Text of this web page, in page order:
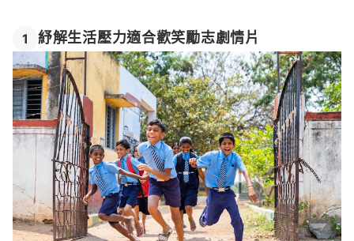
1 紓解生活壓力適合歡笑勵志劇情片